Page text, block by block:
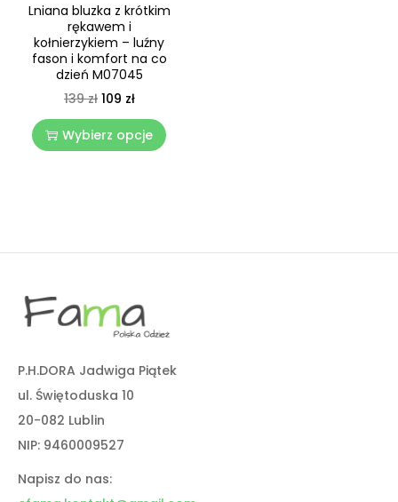
Lniana bluzka z krótkim
rękawem i
kołnierzykiem – luźny
fason i komfort na co
dzień M07045
139zł 109 zł
Wybierz opcje
P.H.DORA Jadwiga Piątek
ul. Świętoduska 10
20-082 Lublin
NIP: 9460009527
Napisz do nas: